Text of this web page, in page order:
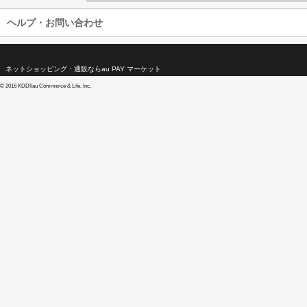
ヘルプ・お問い合わせ
ネットショッピング・通販ならau PAY マーケット
© 2016 KDDI/au Commerce & Life, Inc.